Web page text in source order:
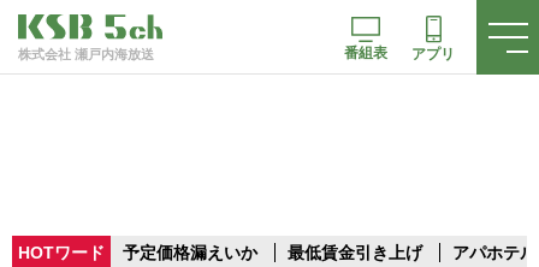
株式会社 瀬戸内海放送 番組表 アプリ
HOTワード 予定価格漏えいか 最低賃金引き上げ アパホテル